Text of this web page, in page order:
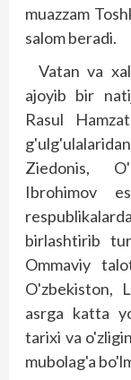
muazzam
salom beradi.
Vatan va
ajoyib bir
Rasul
Ziedonis,
Ibrohimov
birlashtirib
Ommaviy
O'zbekiston,
asrga katta
tarixi va
mubolag'a